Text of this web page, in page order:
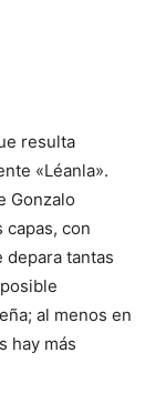
resulta
«Léanla».
Gonzalo
capas, con
tantas
al menos en
hay más